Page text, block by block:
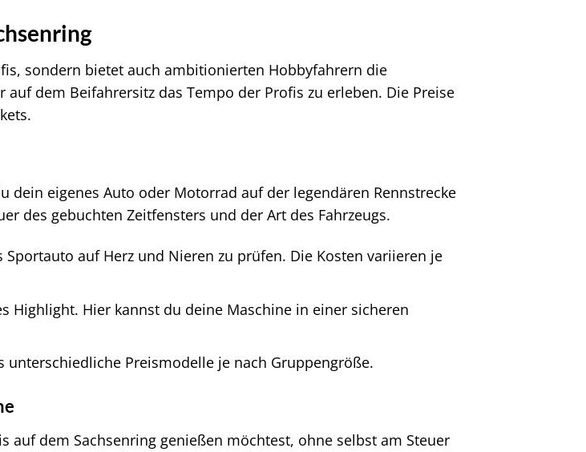
sondern bietet auch ambitionierten Hobbyfahrern die
dem Beifahrersitz das Tempo der Profis zu erleben. Die Preise
dein eigenes Auto oder Motorrad auf der legendären Rennstrecke
des gebuchten Zeitfensters und der Art des Fahrzeugs.
auf Herz und Nieren zu prüfen. Die Kosten variieren je
Highlight. Hier kannst du deine Maschine in einer sicheren
unterschiedliche Preismodelle je nach Gruppengröße.
auf dem Sachsenring genießen möchtest, ohne selbst am Steuer